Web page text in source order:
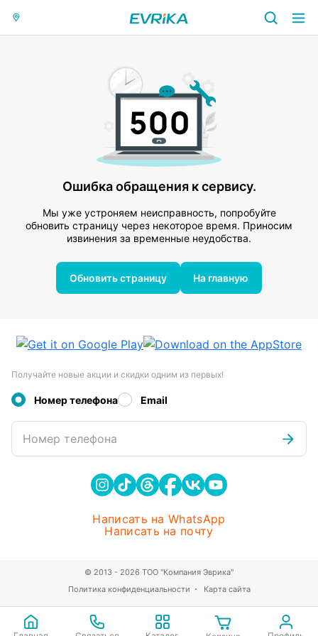
Ошибка обращения к сервису.
Мы уже устроняем неисправность, попробуйте
обновить страницу через некоторое время. Приносим
извинения за временные неудобства.
Обновить страницу На главную
Получайте новые акции и скидки одним из первых!
Номер телефона Email
Номер телефона
Написать на WhatsApp
Написать на почту
Политика конфиденциальности Карта сайта
© 2013 - 2026 ТОО "Компания Эврика"